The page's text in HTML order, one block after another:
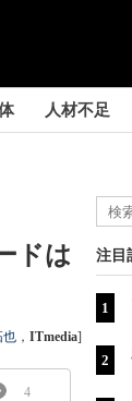
人材不足
ドは
也 ， ITmedia]
4
注目